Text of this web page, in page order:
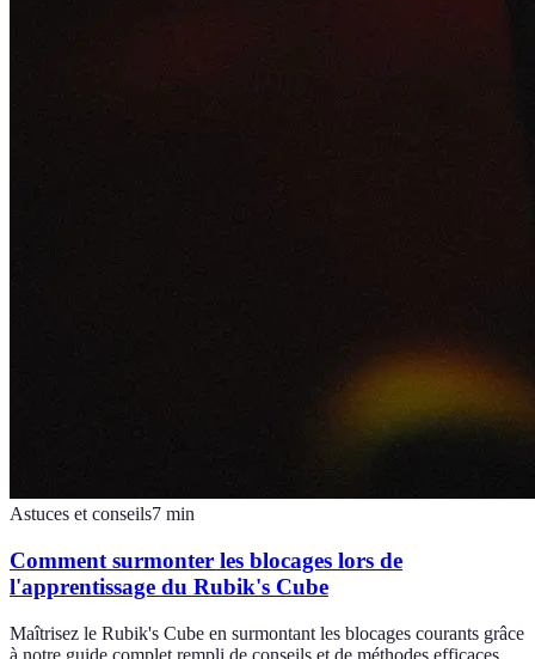
Astuces et conseils7 min
Comment surmonter les blocages lors de
l'apprentissage du Rubik's Cube
Maîtrisez le Rubik's Cube en surmontant les blocages courants grâce
à notre guide complet rempli de conseils et de méthodes efficaces.